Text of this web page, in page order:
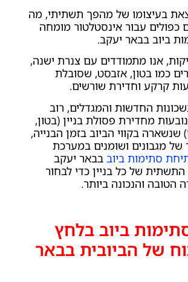
בעיצומו של מהפך תשתיתי, מה
כפולים עבור אינסטלטור מומחה
ביוב בבאר יעקב.
אנו מתמודדים עם צנרת ישנה,
כמו בטון, אזבסט, שסובלת
קרקע וחדירת שורשים.
החדשות והמגדלים, רוב
מחדירת פסולת בניין (בטון,
שנשארה בקווי הביוב בזמן הבנייה,
מגבונים ושומנים במערכת
סתימות ביובבבאר יעקב
של כל בניין כדי לבחור
הטובה והנכונה ביותר.
ביוב בלחץ
של הביובית בבאר